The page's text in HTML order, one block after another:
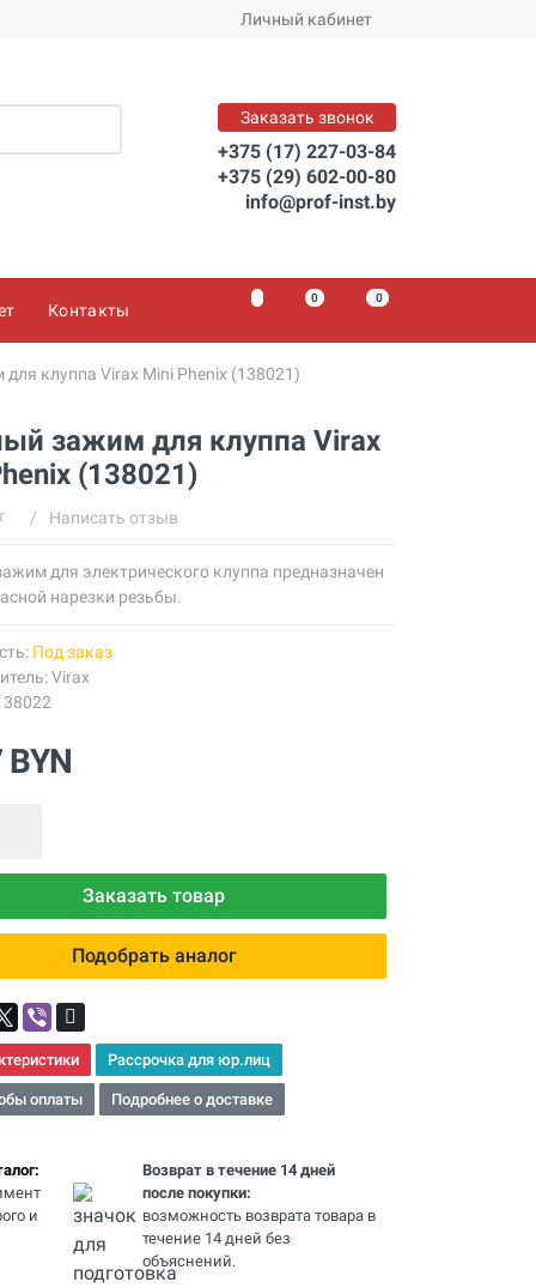
Личный кабинет
Заказать звонок
+375 (17) 227-03-84
+375 (29) 602-00-80
info@prof-inst.by
Контакты
0 00
клуппа Virax Mini Phenix (138021)
зажим для клуппа Virax
(138021)
/ Написать отзыв
для электрического клуппа предназначен
нарезки резьбы.
Под заказ
Virax
Заказать товар
Подобрать аналог
Рассрочка для юр.лиц
оплаты Подробнее о доставке
и
Возврат в течение 14 дней
после покупки:
возможность возврата товара в
течение 14 дней без
объяснений.